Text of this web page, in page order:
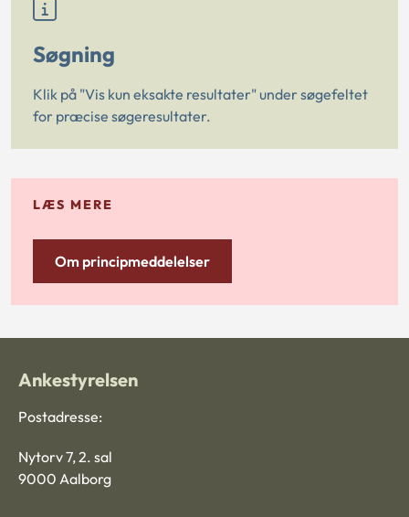
Søgning
Klik på "Vis kun eksakte resultater" under søgefeltet
for præcise søgeresultater.
LÆS MERE
Om principmeddelelser
Ankestyrelsen
Postadresse:
Nytorv 7, 2. sal
9000 Aalborg